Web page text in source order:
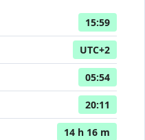
15:59
UTC+2
05:54
20:11
14 h 16 m